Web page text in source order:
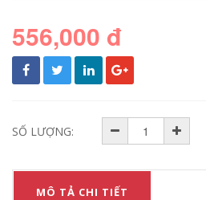
556,000 đ
SỐ LƯỢNG:
MÔ TẢ CHI TIẾT